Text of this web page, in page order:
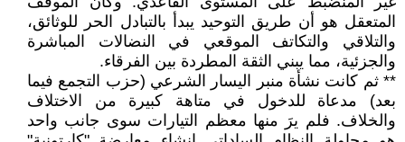
المتعقل هو أن طريق التوحيد يبدأ بالتبادل الحر للوثائق،
والتلاقي والتكاتف الموقعي في النضالات المباشرة
والجزئية، مما يبني الثقة المطردة بين الفرقاء.
** ثم كانت نشأة منبر اليسار الشرعي (حزب التجمع فيما
بعد) مدعاة للدخول في متاهة كبيرة من الاختلاف
والخلاف. فلم يرَ منها معظم التيارات سوى جانب واحد